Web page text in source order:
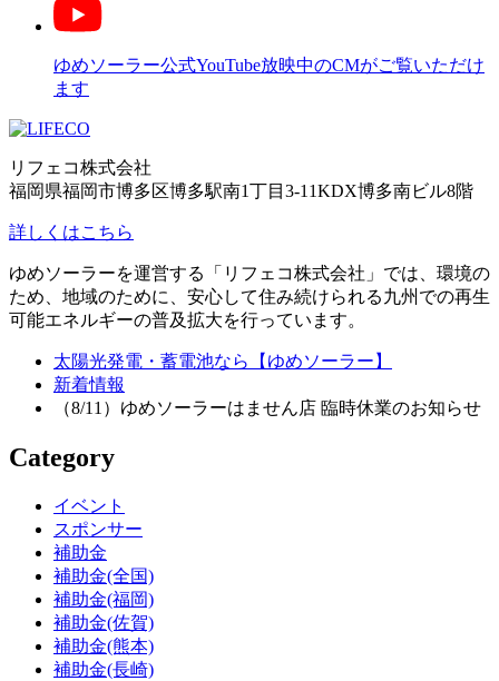
ゆめソーラー公式YouTube放映中のCMがご覧いただけ
ます
リフェコ株式会社
福岡県福岡市博多区博多駅南1丁目3-11KDX博多南ビル8階
詳しくはこちら
ゆめソーラーを運営する「リフェコ株式会社」では、環境の
ため、地域のために、安心して住み続けられる九州での再生
可能エネルギーの普及拡大を行っています。
太陽光発電・蓄電池なら【ゆめソーラー】
新着情報
（8/11）ゆめソーラーはません店 臨時休業のお知らせ
Category
イベント
スポンサー
補助金
補助金(全国)
補助金(福岡)
補助金(佐賀)
補助金(熊本)
補助金(長崎)